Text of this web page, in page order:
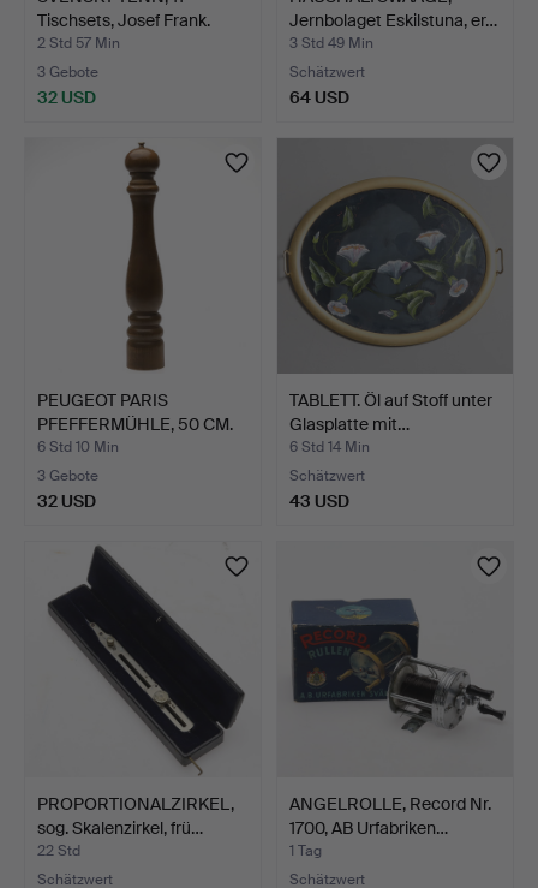
Tischsets, Josef Frank.
2 Std 57 Min
3 Gebote
32 USD
Jernbolaget Eskilstuna, er…
3 Std 49 Min
Schätzwert
64 USD
PEUGEOT PARIS
PFEFFERMÜHLE, 50 CM.
6 Std 10 Min
3 Gebote
32 USD
TABLETT. Öl auf Stoff unter
Glasplatte mit…
6 Std 14 Min
Schätzwert
43 USD
PROPORTIONALZIRKEL,
sog. Skalenzirkel, frü…
22 Std
Schätzwert
ANGELROLLE, Record Nr.
1700, AB Urfabriken…
1 Tag
Schätzwert